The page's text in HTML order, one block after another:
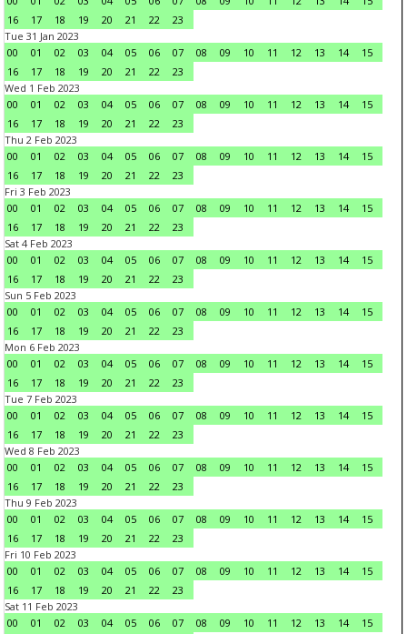
16
17 18 19 20 21 22
23
Tue 31 Jan 2023
00
01 02 03 04 05 06 07 08 09 10 11 12 13 14
15
16
17 18 19 20 21 22
23
Wed 1 Feb 2023
00
01 02 03 04 05 06 07 08 09 10 11 12 13 14
15
16
17 18 19 20 21 22
23
Thu 2 Feb 2023
00
01 02 03 04 05 06 07 08 09 10 11 12 13 14
15
16
17 18 19 20 21 22
23
Fri 3 Feb 2023
00
01 02 03 04 05 06 07 08 09 10 11 12 13 14
15
16
17 18 19 20 21 22
23
Sat 4 Feb 2023
00
01 02 03 04 05 06 07 08 09 10 11 12 13 14
15
16
17 18 19 20 21 22
23
Sun 5 Feb 2023
00
01 02 03 04 05 06 07 08 09 10 11 12 13 14
15
16
17 18 19 20 21 22
23
Mon 6 Feb 2023
00
01 02 03 04 05 06 07 08 09 10 11 12 13 14
15
16
17 18 19 20 21 22
23
Tue 7 Feb 2023
00
01 02 03 04 05 06 07 08 09 10 11 12 13 14
15
16
17 18 19 20 21 22
23
Wed 8 Feb 2023
00
01 02 03 04 05 06 07 08 09 10 11 12 13 14
15
16
17 18 19 20 21 22
23
Thu 9 Feb 2023
00
01 02 03 04 05 06 07 08 09 10 11 12 13 14
15
16
17 18 19 20 21 22
23
Fri 10 Feb 2023
00
01 02 03 04 05 06 07 08 09 10 11 12 13 14
15
16
17 18 19 20 21 22
23
Sat 11 Feb 2023
00
01 02 03 04 05 06 07 08 09 10 11 12 13 14
15